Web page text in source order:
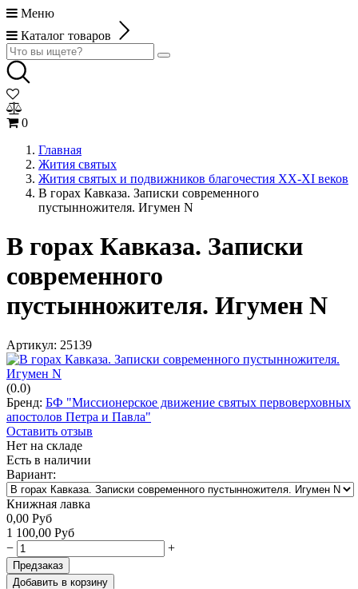
Меню
Каталог товаров
0
Главная
Жития святых
Жития святых и подвижников благочестия ХХ-XI веков
В горах Кавказа. Записки современного
пустынножителя. Игумен N
В горах Кавказа. Записки
современного
пустынножителя. Игумен N
Артикул: 25139
(0.0)
Бренд: БФ "Миссионерское движение святых первоверховных
апостолов Петра и Павла"
Оставить отзыв
Нет на складе
Есть в наличии
Вариант:
Книжная лавка
0,00 Руб
1 100,00 Руб
−
+
Предзаказ
Добавить в корзину